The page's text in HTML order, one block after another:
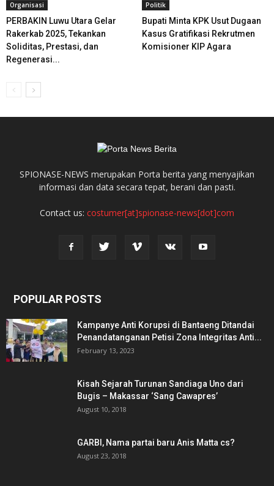
Organisasi
PERBAKIN Luwu Utara Gelar
Rakerkab 2025, Tekankan
Soliditas, Prestasi, dan
Regenerasi...
Politik
Bupati Minta KPK Usut Dugaan
Kasus Gratifikasi Rekrutmen
Komisioner KIP Agara
SPIONASE-NEWS merupakan Porta berita yang menyajikan
informasi dan data secara tepat, berani dan pasti.
Contact us: costumer[at]spionase-news[dot]com
POPULAR POSTS
Kampanye Anti Korupsi di Bantaeng Ditandai
Penandatanganan Petisi Zona Integritas Anti...
February 13, 2023
Kisah Sejarah Turunan Sandiaga Uno dari
Bugis – Makassar ‘Sang Cawapres’
August 10, 2018
GARBI, Nama partai baru Anis Matta cs?
August 23, 2018